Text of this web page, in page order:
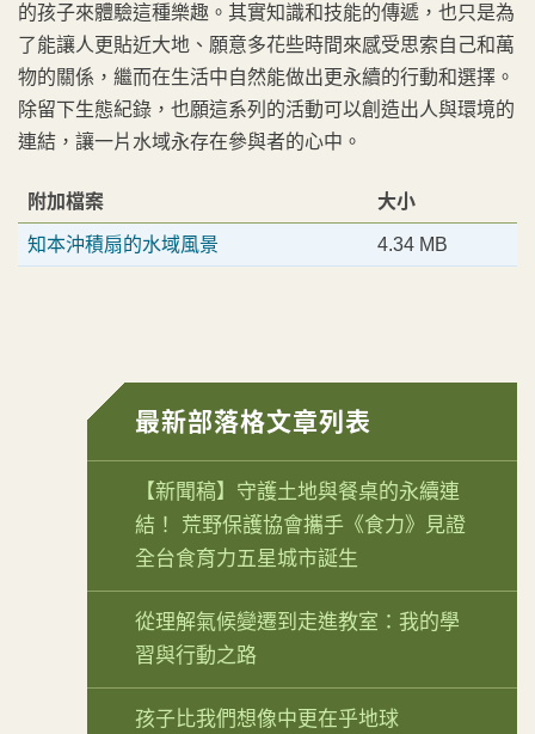
的孩子來體驗這種樂趣。其實知識和技能的傳遞，也只是為
了能讓人更貼近大地、願意多花些時間來感受思索自己和萬
物的關係，繼而在生活中自然能做出更永續的行動和選擇。
除留下生態紀錄，也願這系列的活動可以創造出人與環境的
連結，讓一片水域永存在參與者的心中。
附加檔案 大小
知本沖積扇的水域風景 4.34 MB
最新部落格文章列表
【新聞稿】守護土地與餐桌的永續連
結！ 荒野保護協會攜手《食力》見證
全台食育力五星城市誕生
從理解氣候變遷到走進教室：我的學
習與行動之路
孩子比我們想像中更在乎地球